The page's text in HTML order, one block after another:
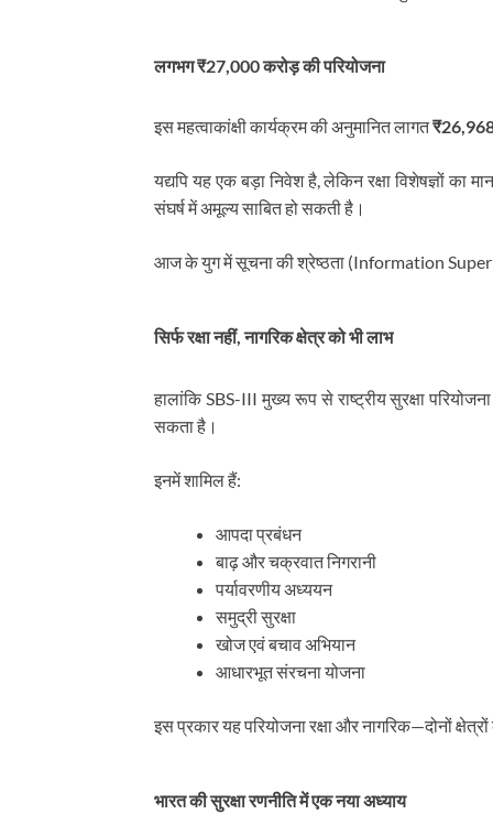
लगभग ₹27,000 करोड़ की परियोजना
इस महत्वाकांक्षी कार्यक्रम की अनुमानित लागत
यद्यपि यह एक बड़ा निवेश है, लेकिन रक्षा विशेषज्ञों
संघर्ष में अमूल्य साबित हो सकती है।
आज के युग में सूचना की श्रेष्ठता (Information
सिर्फ रक्षा नहीं, नागरिक क्षेत्र को भी लाभ
हालांकि SBS-III मुख्य रूप से राष्ट्रीय सुरक्षा
सकता है।
इनमें शामिल हैं:
आपदा प्रबंधन
बाढ़ और चक्रवात निगरानी
पर्यावरणीय अध्ययन
समुद्री सुरक्षा
खोज एवं बचाव अभियान
आधारभूत संरचना योजना
इस प्रकार यह परियोजना रक्षा और नागरिक—दोनों
भारत की सुरक्षा रणनीति में एक नया अध्याय